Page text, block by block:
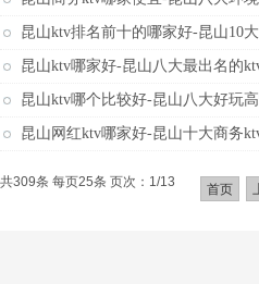
昆山ktv排名前十的哪家好-昆山10
昆山ktv哪家好-昆山八大最出名的
昆山ktv哪个比较好-昆山八大好玩
昆山网红ktv哪家好-昆山十大商务
共309条 每页25条 页次：1/13 首页